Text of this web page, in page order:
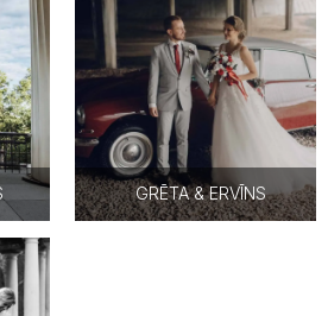
GRĒTA & ERVĪNS